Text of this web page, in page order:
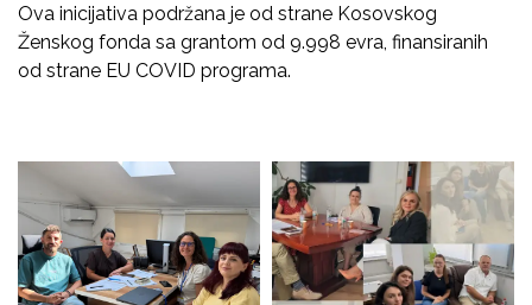
Ova inicijativa podržana je od strane Kosovskog
Ženskog fonda sa grantom od 9.998 evra, finansiranih
od strane EU COVID programa.